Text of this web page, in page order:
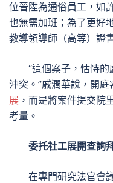
位晉陞為通俗員工，如
也無需加班；為了更好
教導領導師（高等）證
“這個案子，怙恃
沖突。”戚潤華說，開
展 ，而是將案件提交院
考量。
委托社工展開查詢
在專門研究法官會